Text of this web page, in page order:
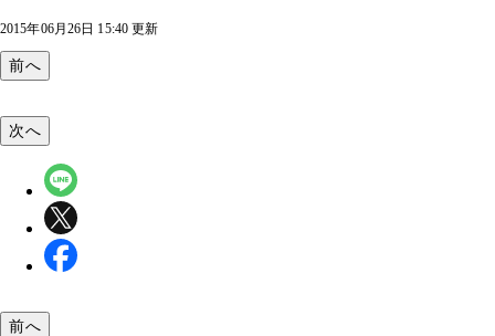
2015年06月26日 15:40 更新
前へ
次へ
前へ